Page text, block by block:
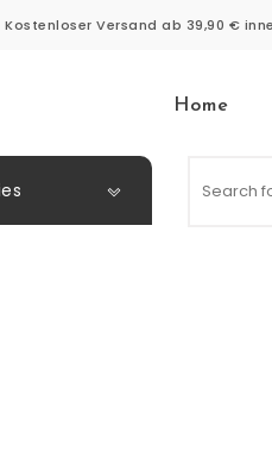
Kostenloser Versand ab 39,90 €
Home